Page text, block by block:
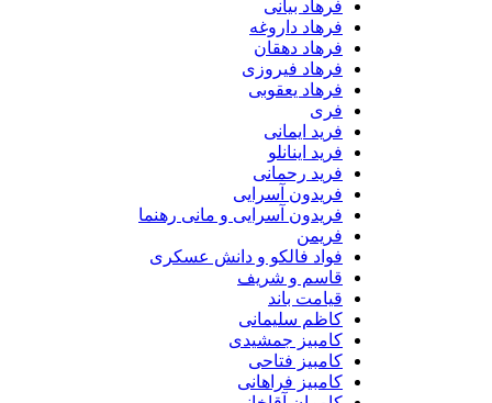
فرهاد بیانی
فرهاد داروغه
فرهاد دهقان
فرهاد فیروزی
فرهاد یعقوبی
فری
فرید ایمانی
فرید اینانلو
فرید رحمانی
فریدون آسرایی
فریدون آسرایی و مانی رهنما
فریمن
فواد فالکو و دانش عسکری
قاسم و شریف
قیامت باند
کاظم سلیمانی
کامبیز جمشیدی
کامبیز فتاحی
کامبیز فراهانی